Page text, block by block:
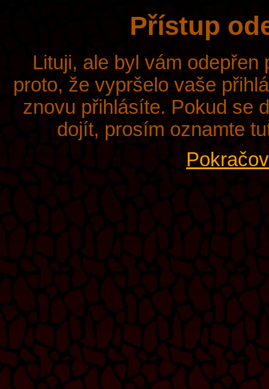
Přístup
Lituji, ale byl vám
proto, že vypršelo vaše
znovu přihlásíte. Pokud se
dojít, prosím oznamte